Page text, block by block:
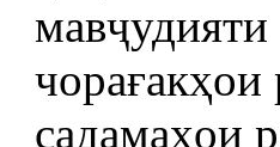
садамаҳои